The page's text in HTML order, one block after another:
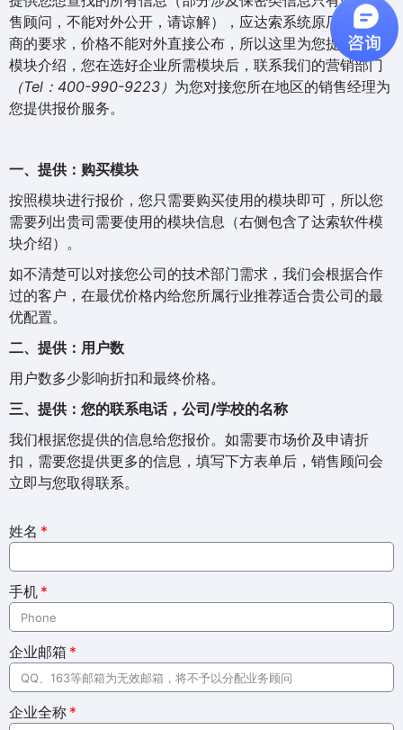
售顾问，不能对外公开，请谅解），应达索系统原厂对代理
商的要求，价格不能对外直接公布，所以这里为您提供产品
模块介绍，您在选好企业所需模块后，联系我们的营销部门
（Tel：400-990-9223） 为您对接您所在地区的销售经理为
您提供报价服务。
一、提供：购买模块
按照模块进行报价，您只需要购买使用的模块即可，所以您
需要列出贵司需要使用的模块信息（右侧包含了达索软件模
块介绍）。
如不清楚可以对接您公司的技术部门需求，我们会根据合作
过的客户，在最优价格内给您所属行业推荐适合贵公司的最
优配置。
二、提供：用户数
用户数多少影响折扣和最终价格。
三、提供：您的联系电话，公司/学校的名称
我们根据您提供的信息给您报价。如需要市场价及申请折
扣，需要您提供更多的信息，填写下方表单后，销售顾问会
立即与您取得联系。
姓名
手机
企业邮箱
企业全称